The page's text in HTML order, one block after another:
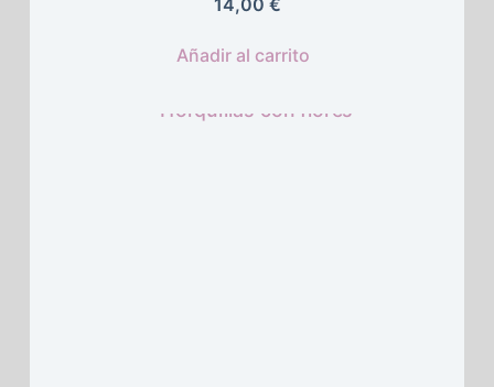
14,00 €
Añadir al carrito